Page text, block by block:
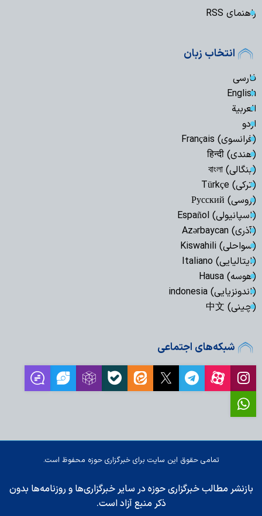
راهنمای RSS
انتخاب زبان
فارسی
English
العربیة
اردو
(فرانسوی) Français
(هندی) हिन्दी
(بنگالی) বাংলা
(ترکی) Türkçe
(روسی) Русский
(اسپانیولی) Español
(آذری) Azərbaycan
(سواحلی) Kiswahili
(ایتالیایی) Italiano
(هوسه) Hausa
(اندونزیایی) indonesia
(چینی) 中文
شبکه‌های اجتماعی
تمامی حقوق این سایت برای خبرگزاری حوزه محفوظ است.
بازنشر مطالب خبرگزاری حوزه در سایر خبرگزاری‌ها و روزنامه‌ها بدون
ذکر منبع آزاد است.